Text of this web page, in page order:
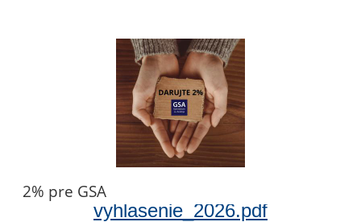
2% pre GSA
vyhlasenie_2026.pdf